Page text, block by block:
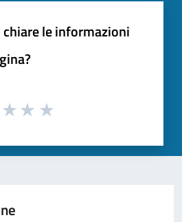
le informazioni